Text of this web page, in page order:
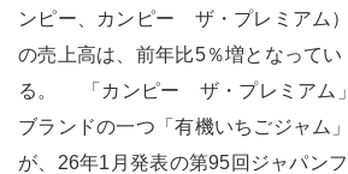
ンピー、カンピー ザ・プレミアム）
の売上高は、前年比5％増となってい
る。 「カンピー ザ・プレミアム」
ブランドの一つ「有機いちごジャム」
が、26年1月発表の第95回ジャパンフ